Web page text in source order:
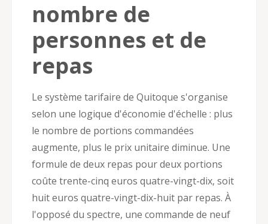
nombre de
personnes et de
repas
Le système tarifaire de Quitoque s'organise
selon une logique d'économie d'échelle : plus
le nombre de portions commandées
augmente, plus le prix unitaire diminue. Une
formule de deux repas pour deux portions
coûte trente-cinq euros quatre-vingt-dix, soit
huit euros quatre-vingt-dix-huit par repas. À
l'opposé du spectre, une commande de neuf